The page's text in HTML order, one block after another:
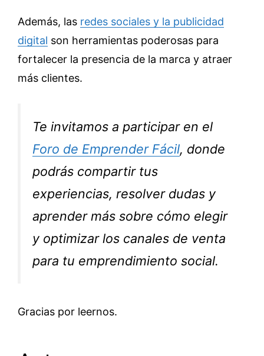
Además, las redes sociales y la publicidad
digital son herramientas poderosas para
fortalecer la presencia de la marca y atraer
más clientes.
Te invitamos a participar en el
Foro de Emprender Fácil, donde
podrás compartir tus
experiencias, resolver dudas y
aprender más sobre cómo elegir
y optimizar los canales de venta
para tu emprendimiento social.
Gracias por leernos.